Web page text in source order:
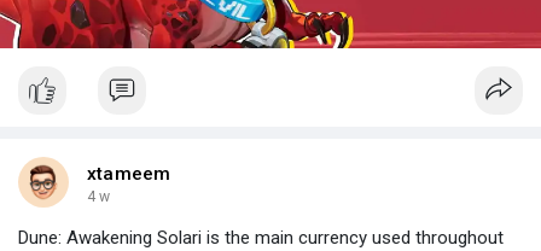
xtameem
4 w
Dune: Awakening Solari is the main currency used throughout